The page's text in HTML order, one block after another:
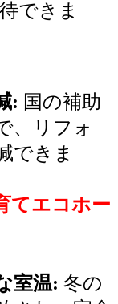
できま
: 国の補助
、リフォ
できま
てエコホー
室温: 冬の